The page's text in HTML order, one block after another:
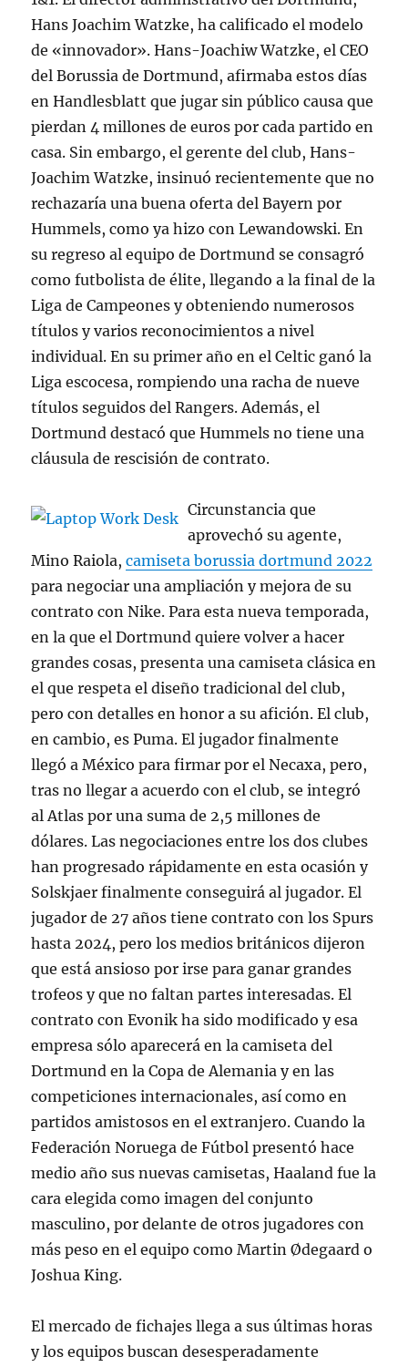
Hans Joachim Watzke, ha calificado el modelo
de «innovador». Hans-Joachiw Watzke, el CEO
del Borussia de Dortmund, afirmaba estos días
en Handlesblatt que jugar sin público causa que
pierdan 4 millones de euros por cada partido en
casa. Sin embargo, el gerente del club, Hans-
Joachim Watzke, insinuó recientemente que no
rechazaría una buena oferta del Bayern por
Hummels, como ya hizo con Lewandowski. En
su regreso al equipo de Dortmund se consagró
como futbolista de élite, llegando a la final de la
Liga de Campeones y obteniendo numerosos
títulos y varios reconocimientos a nivel
individual. En su primer año en el Celtic ganó la
Liga escocesa, rompiendo una racha de nueve
títulos seguidos del Rangers. Además, el
Dortmund destacó que Hummels no tiene una
cláusula de rescisión de contrato.
Circunstancia que
aprovechó su agente,
Mino Raiola,camiseta borussia dortmund 2022
para negociar una ampliación y mejora de su
contrato con Nike. Para esta nueva temporada,
en la que el Dortmund quiere volver a hacer
grandes cosas, presenta una camiseta clásica en
el que respeta el diseño tradicional del club,
pero con detalles en honor a su afición. El club,
en cambio, es Puma. El jugador finalmente
llegó a México para firmar por el Necaxa, pero,
tras no llegar a acuerdo con el club, se integró
al Atlas por una suma de 2,5 millones de
dólares. Las negociaciones entre los dos clubes
han progresado rápidamente en esta ocasión y
Solskjaer finalmente conseguirá al jugador. El
jugador de 27 años tiene contrato con los Spurs
hasta 2024, pero los medios británicos dijeron
que está ansioso por irse para ganar grandes
trofeos y que no faltan partes interesadas. El
contrato con Evonik ha sido modificado y esa
empresa sólo aparecerá en la camiseta del
Dortmund en la Copa de Alemania y en las
competiciones internacionales, así como en
partidos amistosos en el extranjero. Cuando la
Federación Noruega de Fútbol presentó hace
medio año sus nuevas camisetas, Haaland fue la
cara elegida como imagen del conjunto
masculino, por delante de otros jugadores con
más peso en el equipo como Martin Ødegaard o
Joshua King.
El mercado de fichajes llega a sus últimas horas
y los equipos buscan desesperadamente